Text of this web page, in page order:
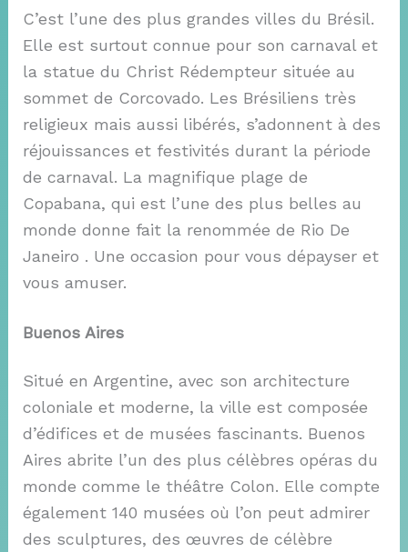
C’est l’une des plus grandes villes du Brésil.
Elle est surtout connue pour son carnaval et
la statue du Christ Rédempteur située au
sommet de Corcovado. Les Brésiliens très
religieux mais aussi libérés, s’adonnent à des
réjouissances et festivités durant la période
de carnaval. La magnifique plage de
Copabana, qui est l’une des plus belles au
monde donne fait la renommée de Rio De
Janeiro . Une occasion pour vous dépayser et
vous amuser.
Buenos Aires
Situé en Argentine, avec son architecture
coloniale et moderne, la ville est composée
d’édifices et de musées fascinants. Buenos
Aires abrite l’un des plus célèbres opéras du
monde comme le théâtre Colon. Elle compte
également 140 musées où l’on peut admirer
des sculptures, des œuvres de célèbre